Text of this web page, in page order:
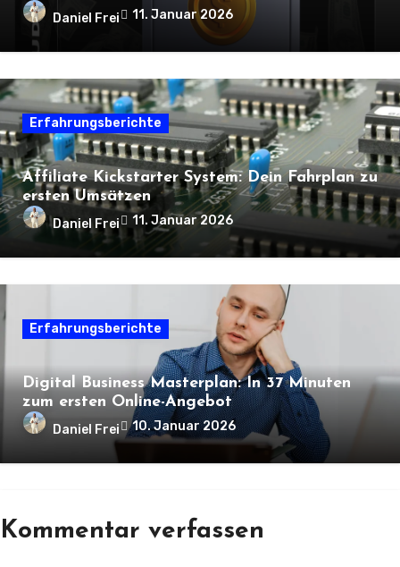
Online-Einkommen
Daniel Frei 11. Januar 2026
Erfahrungsberichte
Affiliate Kickstarter System: Dein Fahrplan zu
ersten Umsätzen
Daniel Frei 11. Januar 2026
Erfahrungsberichte
Digital Business Masterplan: In 37 Minuten
zum ersten Online-Angebot
Daniel Frei 10. Januar 2026
Kommentar verfassen